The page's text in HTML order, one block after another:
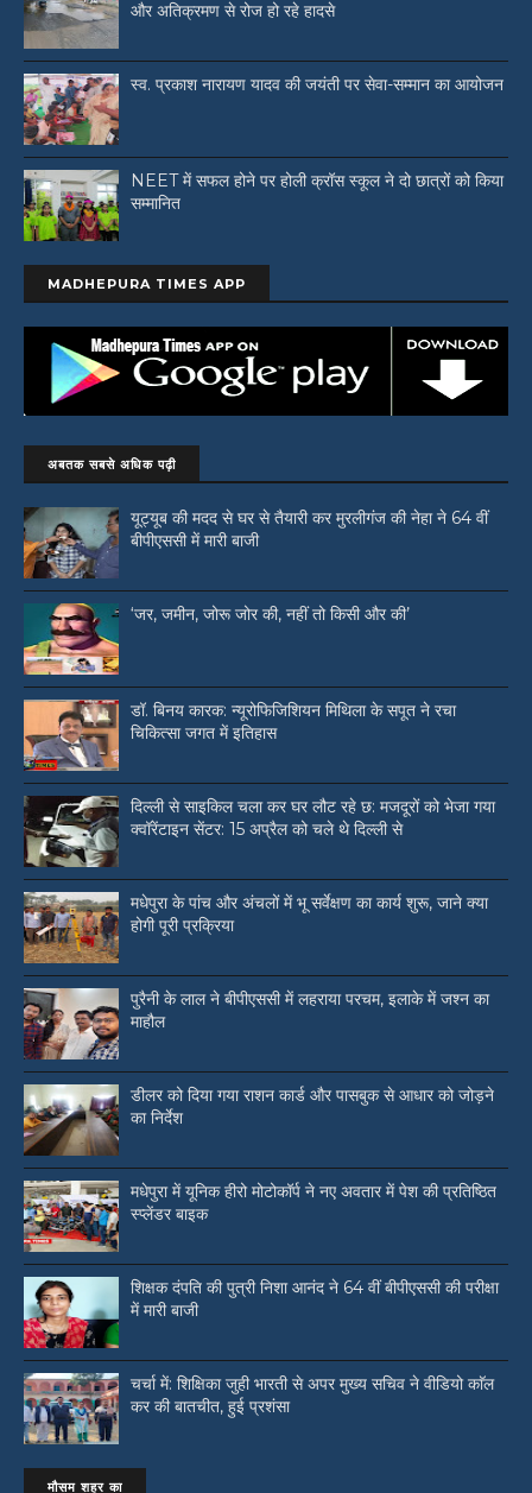
और अतिक्रमण से रोज हो रहे हादसे
स्व. प्रकाश नारायण यादव की जयंती पर सेवा-सम्मान का आयोजन
NEET में सफल होने पर होली क्रॉस स्कूल ने दो छात्रों को किया
सम्मानित
MADHEPURA TIMES APP
अबतक सबसे अधिक पढ़ी
यूट्यूब की मदद से घर से तैयारी कर मुरलीगंज की नेहा ने 64 वीं
बीपीएससी में मारी बाजी
‘जर, जमीन, जोरू जोर की, नहीं तो किसी और की’
डॉ. बिनय कारक: न्यूरोफिजिशियन मिथिला के सपूत ने रचा
चिकित्सा जगत में इतिहास
दिल्ली से साइकिल चला कर घर लौट रहे छ: मजदूरों को भेजा गया
क्वॉरेंटाइन सेंटर: 15 अप्रैल को चले थे दिल्ली से
मधेपुरा के पांच और अंचलों में भू सर्वेक्षण का कार्य शुरू, जाने क्या
होगी पूरी प्रक्रिया
पुरैनी के लाल ने बीपीएससी में लहराया परचम, इलाके में जश्न का
माहौल
डीलर को दिया गया राशन कार्ड और पासबुक से आधार को जोड़ने
का निर्देश
मधेपुरा में यूनिक हीरो मोटोकॉर्प ने नए अवतार में पेश की प्रतिष्ठित
स्प्लेंडर बाइक
शिक्षक दंपति की पुत्री निशा आनंद ने 64 वीं बीपीएससी की परीक्षा
में मारी बाजी
चर्चा में: शिक्षिका जुही भारती से अपर मुख्य सचिव ने वीडियो काॅल
कर की बातचीत, हुई प्रशंसा
मौसम शहर का